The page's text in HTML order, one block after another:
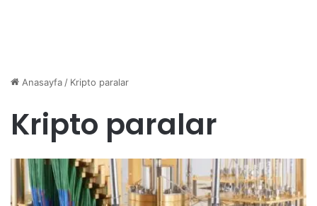
Anasayfa/ Kripto paralar
Kripto paralar